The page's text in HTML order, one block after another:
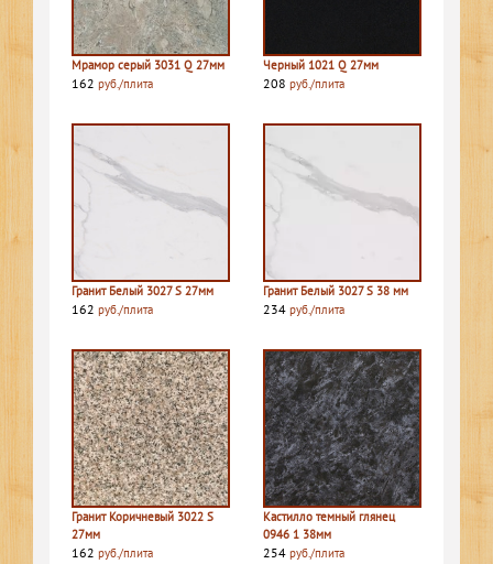
Мрамор серый 3031 Q 27мм
162 руб./плита
Черный 1021 Q 27мм
208 руб./плита
Гранит Белый 3027 S 27мм
162 руб./плита
Гранит Белый 3027 S 38 мм
234 руб./плита
Гранит Коричневый 3022 S
27мм
162 руб./плита
Кастилло темный глянец
0946 1 38мм
254 руб./плита